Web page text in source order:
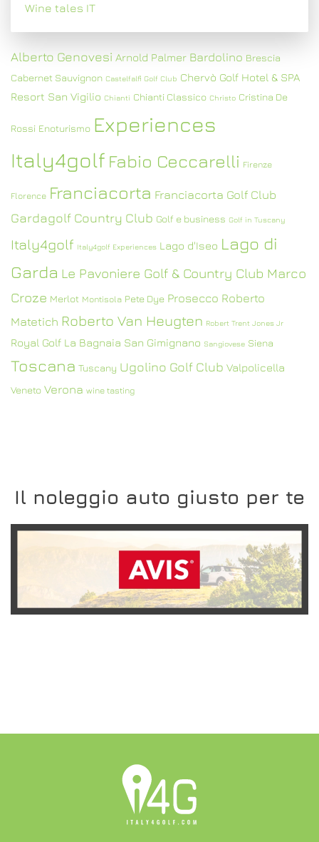
Wine tales IT
Alberto Genovesi Arnold Palmer Bardolino Brescia
Cabernet Sauvignon Castelfalfi Golf Club Chervò Golf Hotel & SPA
Resort San Vigilio Chianti Chianti Classico Christo Cristina De
Rossi Enoturismo Experiences
Italy4golf Fabio Ceccarelli Firenze
Florence Franciacorta Franciacorta Golf Club
Gardagolf Country Club Golf e business Golf in Tuscany
Italy4golf Italy4golf Experiences Lago d'Iseo Lago di
Garda Le Pavoniere Golf & Country Club Marco
Croze Merlot Montisola Pete Dye Prosecco Roberto
Matetich Roberto Van Heugten Robert Trent Jones Jr
Royal Golf La Bagnaia San Gimignano Sangiovese Siena
Toscana Tuscany Ugolino Golf Club Valpolicella
Veneto Verona wine tasting
Il noleggio auto giusto per te
SCOPRI L'OFFERTA